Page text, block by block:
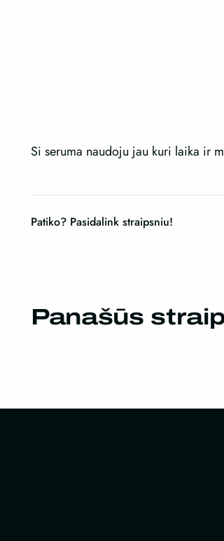
Si seruma naudoju jau kuri laika ir
Patiko? Pasidalink straipsniu!
Panašūs